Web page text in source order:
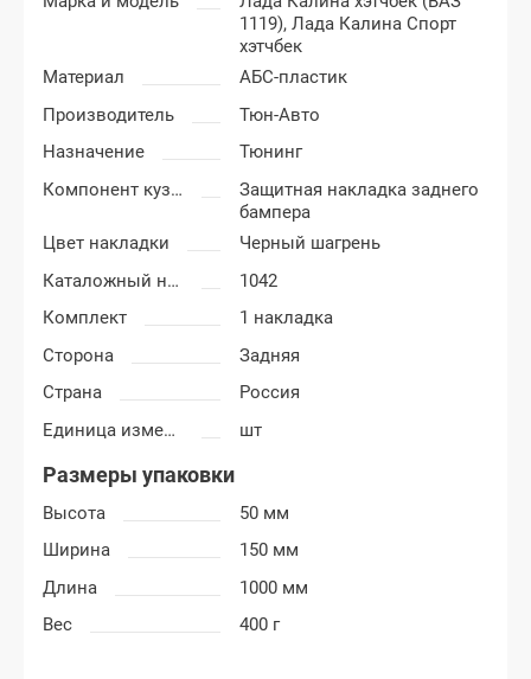
1119),Лада Калина Спорт
хэтчбек
Материал
АБС-пластик
Производитель
Тюн-Авто
Назначение
Тюнинг
Компонент кузова
Защитная накладка заднего
бампера
Цвет накладки
Черный шагрень
Каталожный номер
1042
Комплект
1 накладка
Сторона
Задняя
Страна
Россия
Единица измерения
шт
Размеры упаковки
Высота
50 мм
Ширина
150 мм
Длина
1000 мм
Вес
400 г